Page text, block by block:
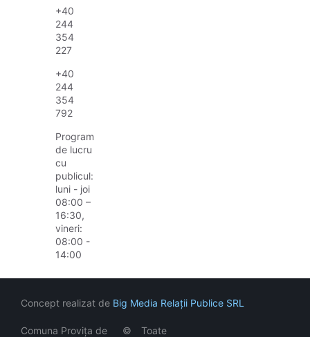
+40
244
354
227
+40
244
354
792
Program
de lucru
cu
publicul:
luni - joi
08:00 –
16:30,
vineri:
08:00 -
14:00
Comuna Provița de
©
Toate
Concept realizat de Big Media Relații Publice SRL